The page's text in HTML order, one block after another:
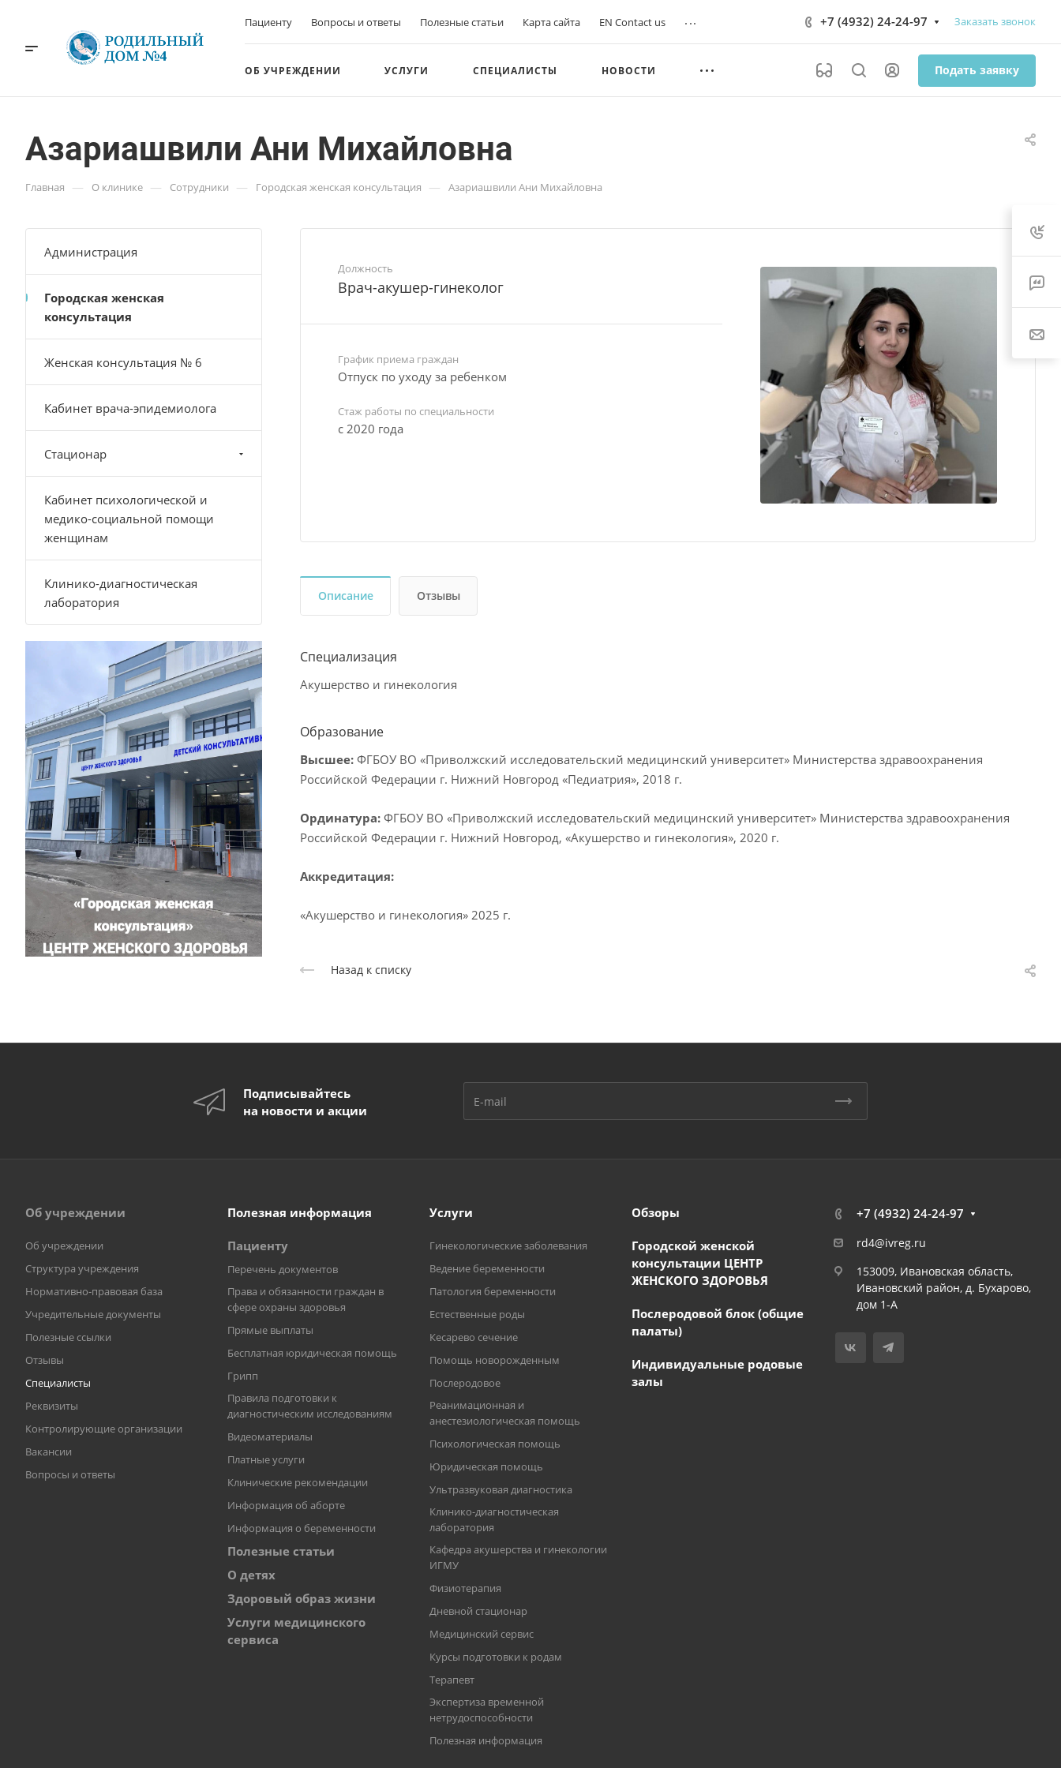
Пациенту Вопросы и ответы Полезные статьи Карта сайта EN Contact us ... +7 (4932) 24-24-97 Заказать звонок
ОБ УЧРЕЖДЕНИИ УСЛУГИ СПЕЦИАЛИСТЫ НОВОСТИ Подать заявку
Азариашвили Ани Михайловна
Главная — О клинике — Сотрудники — Городская женская консультация — Азариашвили Ани Михайловна
Должность
Врач-акушер-гинеколог
График приема граждан
Отпуск по уходу за ребенком
Стаж работы по специальности
с 2020 года
Описание Отзывы
Специализация
Акушерство и гинекология
Образование
Высшее: ФГБОУ ВО «Приволжский исследовательский медицинский университет» Министерства здравоохранения
Российской Федерации г. Нижний Новгород «Педиатрия», 2018 г.
Ординатура: ФГБОУ ВО «Приволжский исследовательский медицинский университет» Министерства здравоохранения
Российской Федерации г. Нижний Новгород, «Акушерство и гинекология», 2020 г.
Аккредитация:
«Акушерство и гинекология» 2025 г.
Назад к списку
Администрация
Городская женская
консультация
Женская консультация № 6
Кабинет врача-эпидемиолога
Стационар
Кабинет психологической и
медико-социальной помощи
женщинам
Клинико-диагностическая
лаборатория
Подписывайтесь
на новости и акции
Об учреждении
Об учреждении
Структура учреждения
Нормативно-правовая база
Учредительные документы
Полезные ссылки
Отзывы
Специалисты
Реквизиты
Контролирующие организации
Вакансии
Вопросы и ответы
Полезная информация
Пациенту
Перечень документов
Права и обязанности граждан в
сфере охраны здоровья
Прямые выплаты
Бесплатная юридическая помощь
Грипп
Правила подготовки к
диагностическим исследованиям
Видеоматериалы
Платные услуги
Клинические рекомендации
Информация об аборте
Информация о беременности
Полезные статьи
О детях
Здоровый образ жизни
Услуги медицинского
сервиса
Услуги
Гинекологические заболевания
Ведение беременности
Патология беременности
Естественные роды
Кесарево сечение
Помощь новорожденным
Послеродовое
Реанимационная и
анестезиологическая помощь
Психологическая помощь
Юридическая помощь
Ультразвуковая диагностика
Клинико-диагностическая
лаборатория
Кафедра акушерства и гинекологии
ИГМУ
Физиотерапия
Дневной стационар
Медицинский сервис
Курсы подготовки к родам
Терапевт
Экспертиза временной
нетрудоспособности
Полезная информация
Обзоры
Городской женской
консультации ЦЕНТР
ЖЕНСКОГО ЗДОРОВЬЯ
Послеродовой блок (общие
палаты)
Индивидуальные родовые
залы
+7 (4932) 24-24-97
rd4@ivreg.ru
153009, Ивановская область,
Ивановский район, д. Бухарово,
дом 1-А